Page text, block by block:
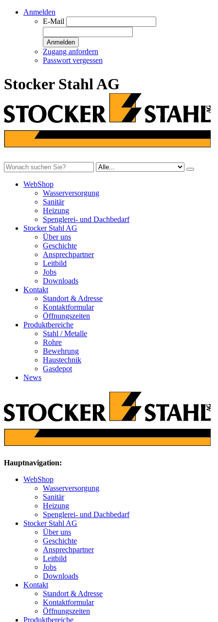
Anmelden
E-Mail
Anmelden
Zugang anfordern
Passwort vergessen
Stocker Stahl AG
WebShop
Wasserversorgung
Sanitär
Heizung
Spenglerei- und Dachbedarf
Stocker Stahl AG
Über uns
Geschichte
Ansprechpartner
Leitbild
Jobs
Downloads
Kontakt
Standort & Adresse
Kontaktformular
Öffnungszeiten
Produktbereiche
Stahl / Metalle
Rohre
Bewehrung
Haustechnik
Gasdepot
News
Hauptnavigation:
WebShop
Wasserversorgung
Sanitär
Heizung
Spenglerei- und Dachbedarf
Stocker Stahl AG
Über uns
Geschichte
Ansprechpartner
Leitbild
Jobs
Downloads
Kontakt
Standort & Adresse
Kontaktformular
Öffnungszeiten
Produktbereiche